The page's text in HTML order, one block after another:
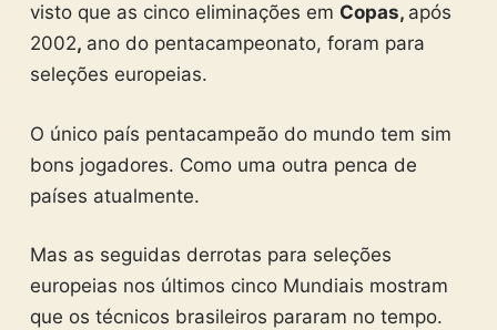
visto que as cinco eliminações em Copas, após
2002, ano do pentacampeonato, foram para
seleções europeias.
O único país pentacampeão do mundo tem sim
bons jogadores. Como uma outra penca de
países atualmente.
Mas as seguidas derrotas para seleções
europeias nos últimos cinco Mundiais mostram
que os técnicos brasileiros pararam no tempo.